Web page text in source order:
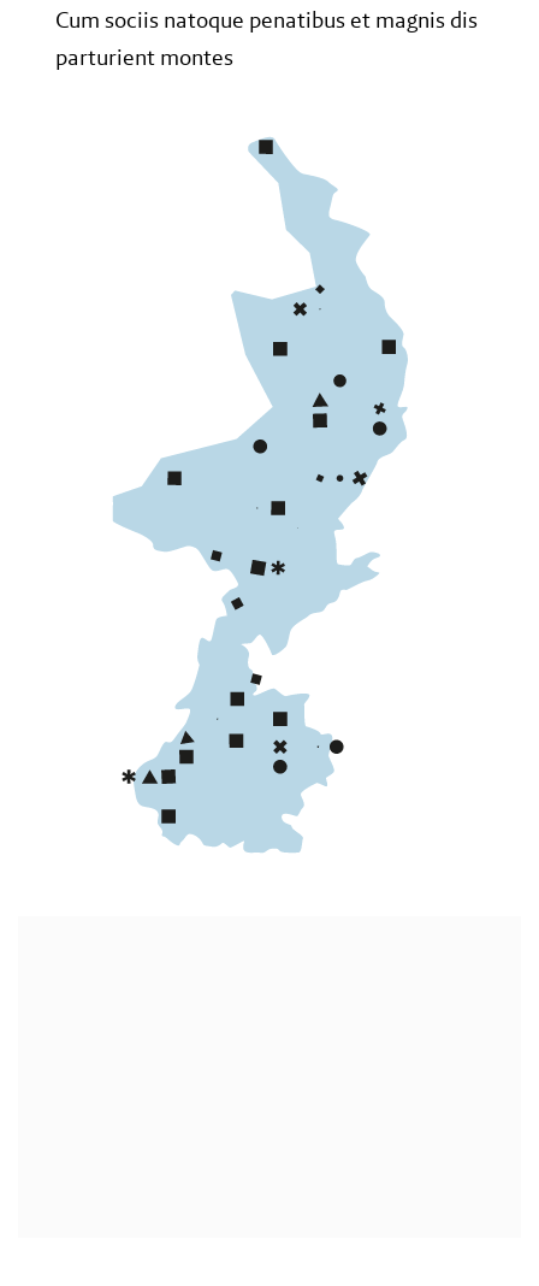
Cum sociis natoque penatibus et magnis dis
parturient montes